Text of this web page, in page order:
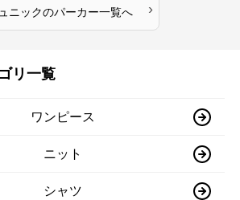
ニックのパーカー一覧へ ›
リ一覧
ワンピース
ニット
シャツ